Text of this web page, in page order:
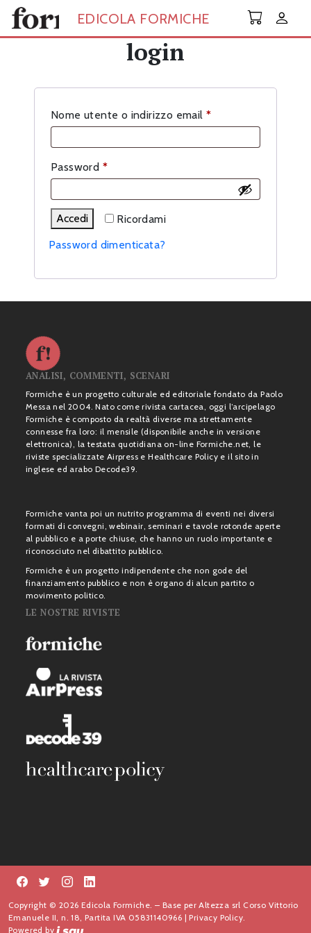
Skip to main content
EDICOLA FORMICHE
login
Nome utente o indirizzo email *Richiesto
Password *Richiesto
Ricordami
Accedi
Password dimenticata?
ANALISI, COMMENTI, SCENARI
Formiche è un progetto culturale ed editoriale fondato da Paolo
Messa nel 2004. Nato come rivista cartacea, oggi l’arcipelago
Formiche è composto da realtà diverse ma strettamente
connesse fra loro: il mensile (disponibile anche in versione
elettronica), la testata quotidiana on-line Formiche.net, le
riviste specializzate Airpress e Healthcare Policy e il sito in
inglese ed arabo Decode39.
Formiche vanta poi un nutrito programma di eventi nei diversi
formati di convegni, webinair, seminari e tavole rotonde aperte
al pubblico e a porte chiuse, che hanno un ruolo importante e
riconosciuto nel dibattito pubblico.
Formiche è un progetto indipendente che non gode del
finanziamento pubblico e non è organo di alcun partito o
movimento politico.
LE NOSTRE RIVISTE
Copyright © 2026 Edicola Formiche. – Base per Altezza srl Corso Vittorio
Emanuele II, n. 18, Partita IVA 05831140966 |Privacy Policy.
Powered by